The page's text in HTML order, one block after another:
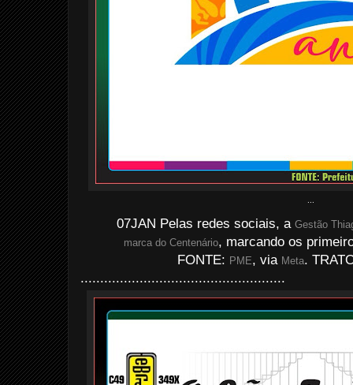
07JAN Pelas redes sociais, a Gestão
marca do Centenário, marcando os
FONTE: PME, via Meta.
....................................................